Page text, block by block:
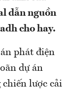
dẫn nguồn
cho hay.
phát điện
dự án
lược cải